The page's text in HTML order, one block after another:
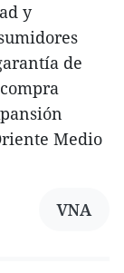
y
de
Medio
VNA